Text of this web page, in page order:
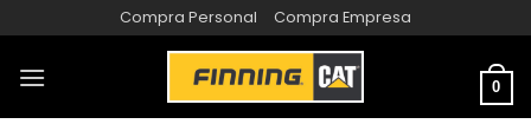
Compra Personal Compra Empresa
0